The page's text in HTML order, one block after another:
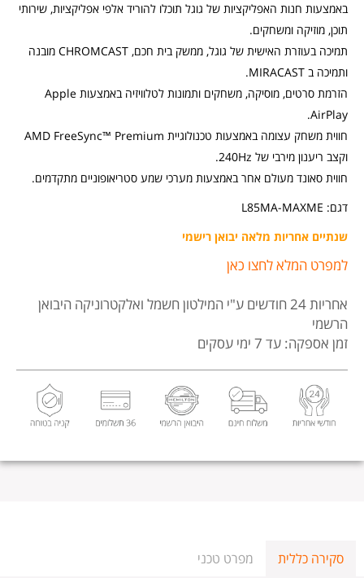
באמצעות חנות האפליקציות של גוגל תוכלו להוריד אלפי אפליקציות, שירותי
תוכן, מוזיקה ומשחקים.
תמיכה בעוזרת האישית של גוגל, ממשק בית חכם, CHROMCAST מובנה
ותמיכה ב MIRACAST.
הזרמת סרטים, מוסיקה, משחקים ותמונות לטלוויזיה באמצעות Apple
AirPlay.
חווית משחק עצומה באמצעות טכנולוגיית AMD FreeSync™ Premium
וקצב ריענון מירבי של 240Hz.
חווית סאונד מעולם אחר באמצעות מערכי שמע סטריאופוניים מתקדמים.
דגם: L85MA-MAXME
שנתיים אחריות מלאה יבואן רישמי
למפרט המלא לחצו כאן
אחריות 24 חודשים
ע"י המילטון חשמל ואלקטרוניקה היבואן
הרשמי
זמן אספקה: עד 7 ימי עסקים
סקירה כללית מפרט טכני